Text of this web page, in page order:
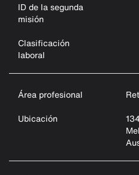
ID de la segunda
misión
Clasificación
laboral
Área profesional
Ubicación